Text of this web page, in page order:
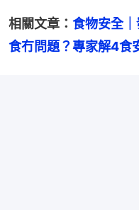
相關文章： 食物安全
食冇問題？專家解4食